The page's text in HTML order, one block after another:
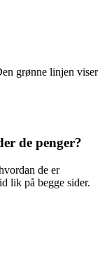
grønne linjen viser
de penger?
de er
lik på begge sider.